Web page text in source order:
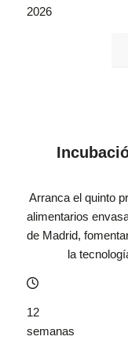
2026
Arranca el quinto
alimentarios
de Madrid,
la
12
semanas